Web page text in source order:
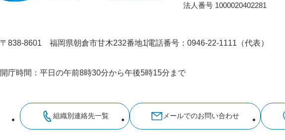
法人番号 1000020402281
〒838-8601 福岡県朝倉市甘木232番地1電話番号：0946-22-1111（代表）
開庁時間：平日の午前8時30分から午後5時15分まで
組織別連絡先一覧 メールでのお問い合わせ